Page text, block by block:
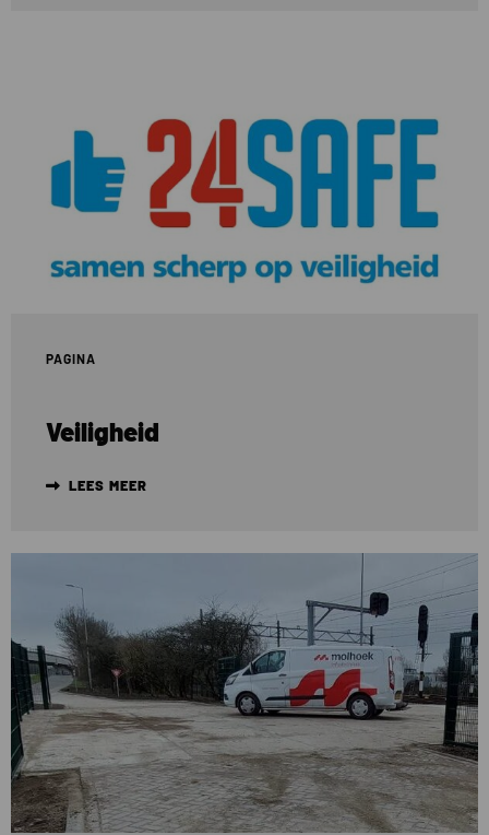
PAGINA
Veiligheid
LEES MEER
Certificaten